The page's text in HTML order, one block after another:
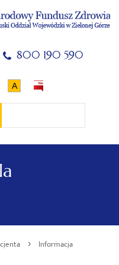
800 190 590
A
›
Informacja